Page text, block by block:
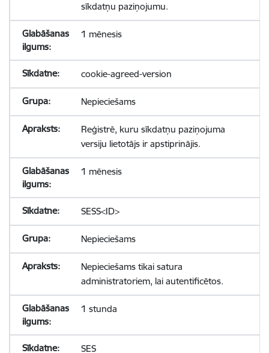
sīkdatņu paziņojumu.
1 mēnesis
cookie-agreed-version
Nepieciešams
Reģistrē, kuru sīkdatņu paziņojuma
versiju lietotājs ir apstiprinājis.
1 mēnesis
SESS<ID>
Nepieciešams
Nepieciešams tikai satura
administratoriem, lai autentificētos.
1 stunda
SES